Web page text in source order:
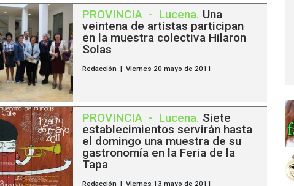
PROVINCIA - Lucena. Una
veintena de artistas participan
en la muestra colectiva Hilaron
Solas
Redacción | Viernes 20 mayo de 2011
PROVINCIA - Lucena. Siete
establecimientos servirán hasta
el domingo una muestra de su
gastronomía en la Feria de la
Tapa
Redacción | Viernes 13 mayo de 2011